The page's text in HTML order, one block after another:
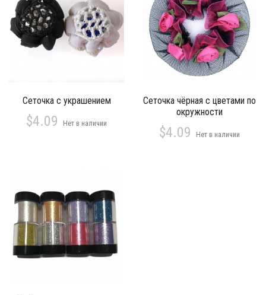
Сеточка с украшением
$4.09 Нет в наличии
Сеточка чёрная с цветами по
окружности
$4.09 Нет в наличии